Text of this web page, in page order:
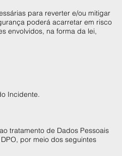
para reverter e/ou mitigar
poderá acarretar em risco
envolvidos, na forma da lei,
Incidente.
tratamento de Dados Pessoais
por meio dos seguintes